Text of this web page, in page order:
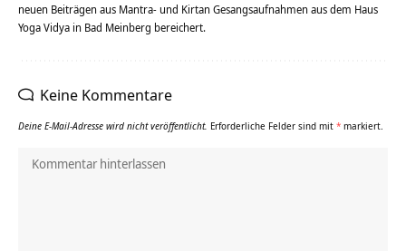
neuen Beiträgen aus Mantra- und Kirtan Gesangsaufnahmen aus dem Haus
Yoga Vidya in Bad Meinberg bereichert.
Keine Kommentare
Deine E-Mail-Adresse wird nicht veröffentlicht. Erforderliche Felder sind mit * markiert.